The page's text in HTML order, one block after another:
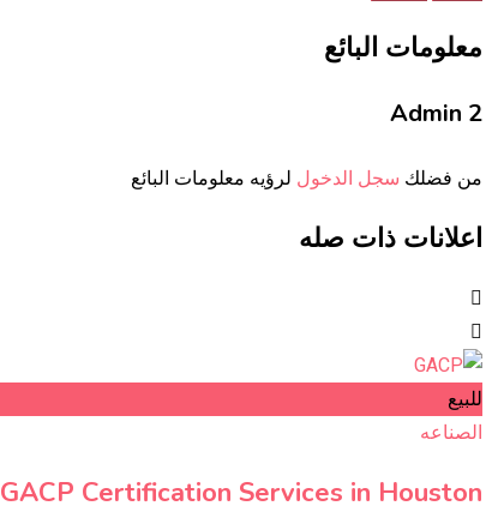
معلومات البائع
Admin 2
من فضلك سجل الدخول لرؤيه معلومات البائع
اعلانات ذات صله
للبيع
الصناعه
GACP Certification Services in Houston